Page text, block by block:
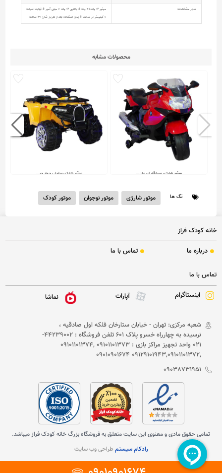
سایر مشخصات
موتور 12 وات45 وات # باطری 12 وات 7 میلی آمپر # نهایت سرعت
6 کیلومتر بر ساعت # زمان استفاده بعد از هربار شارژ 1-2 ساعت
محصولات مشابه
موتور شارژی مسابقه ای مدل... موتور شارژی ساحلی چهار چر...
تگ ها موتور شارژی موتور نوجوان موتور کودک
خانه کودک فراز
درباره ما تماس با ما
تماس با ما
اینستاگرام آپارات نماشا
شعبه مرکزی: تهران - خیابان ستارخان فلکه اول صادقیه ،
نرسیده به چهارراه خسرو پلاک 601 تلفن فروشگاه : 44239002-
021 واحد تجهیز مراکز بازی : 09101101373 ,09101101374
,09129101943,09101101372 09010901674
09038731951
تمامی حقوق مادی و معنوی این سایت متعلق به فروشگاه بزرگ خانه کودک فراز میباشد.
رادکام سیستم طراحی وب سایت